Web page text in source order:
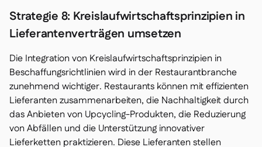
Strategie 8: Kreislaufwirtschaftsprinzipien in
Lieferantenverträgen umsetzen
Die Integration von Kreislaufwirtschaftsprinzipien in
Beschaffungsrichtlinien wird in der Restaurantbranche
zunehmend wichtiger. Restaurants können mit effizienten
Lieferanten zusammenarbeiten, die Nachhaltigkeit durch
das Anbieten von Upcycling-Produkten, die Reduzierung
von Abfällen und die Unterstützung innovativer
Lieferketten praktizieren. Diese Lieferanten stellen